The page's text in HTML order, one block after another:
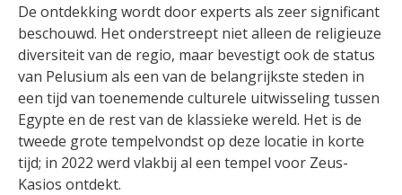
De ontdekking wordt door experts als zeer significant
beschouwd. Het onderstreept niet alleen de religieuze
diversiteit van de regio, maar bevestigt ook de status
van Pelusium als een van de belangrijkste steden in
een tijd van toenemende culturele uitwisseling tussen
Egypte en de rest van de klassieke wereld. Het is de
tweede grote tempelvondst op deze locatie in korte
tijd; in 2022 werd vlakbij al een tempel voor Zeus-
Kasios ontdekt.